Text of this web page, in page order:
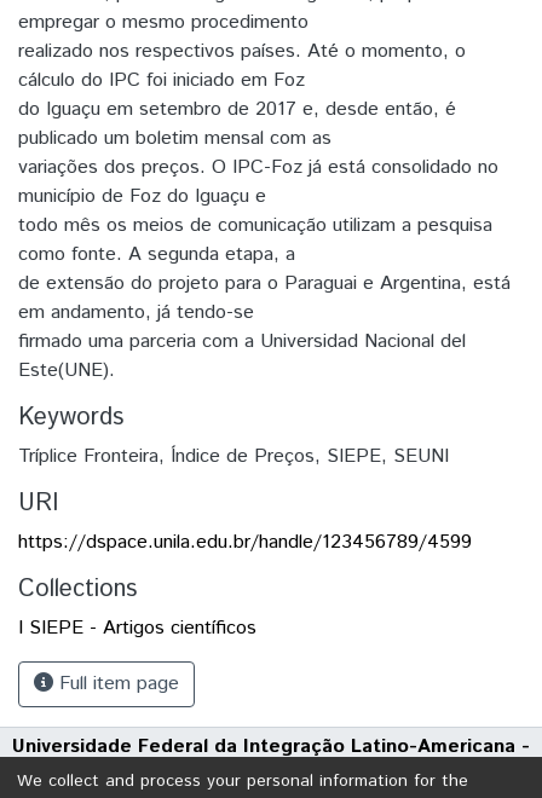
empregar o mesmo procedimento
realizado nos respectivos países. Até o momento, o
cálculo do IPC foi iniciado em Foz
do Iguaçu em setembro de 2017 e, desde então, é
publicado um boletim mensal com as
variações dos preços. O IPC-Foz já está consolidado no
município de Foz do Iguaçu e
todo mês os meios de comunicação utilizam a pesquisa
como fonte. A segunda etapa, a
de extensão do projeto para o Paraguai e Argentina, está
em andamento, já tendo-se
firmado uma parceria com a Universidad Nacional del
Este(UNE).
Keywords
Tríplice Fronteira, Índice de Preços, SIEPE, SEUNI
URI
https://dspace.unila.edu.br/handle/123456789/4599
Collections
I SIEPE - Artigos científicos
Full item page
Universidade Federal da Integração Latino-Americana -
UNILA
We collect and process your personal information for the